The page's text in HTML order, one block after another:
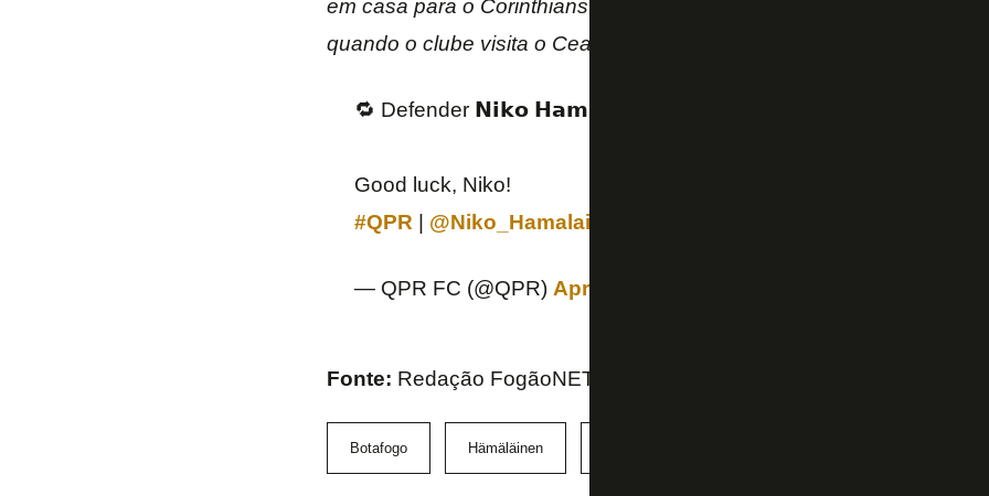
em casa para o Corinthians. Hämäläinen pode fazer sua estreia no
quando o clube visita o Ceará.
🔁 Defender 𝗡𝗶𝗸𝗼 𝗛𝗮𝗺𝗮𝗹𝗮𝗶𝗻𝗲𝗻 has joined Brazilian side
Good luck, Niko!
#QPR
@Niko_Hamalainen
— QPR FC (@QPR) April 13, 2022
Fonte: Redação FogãoNET
Botafogo Hämäläinen